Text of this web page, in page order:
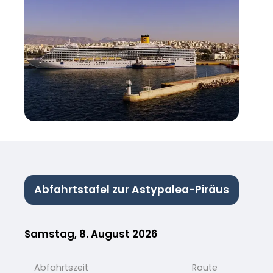
Abfahrtstafel zur Astypalea-Piräus
Samstag, 8. August 2026
Abfahrtszeit Route